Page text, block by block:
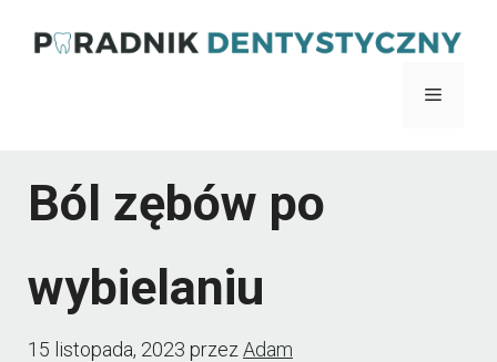
Menu
Ból zębów po
wybielaniu
15 listopada, 2023 przez Adam